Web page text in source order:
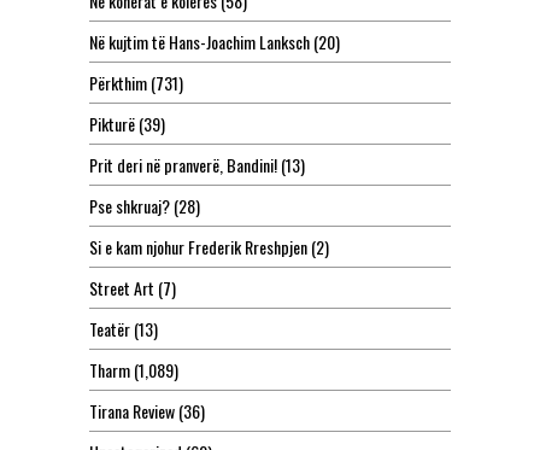
Në kujtim të Hans-Joachim Lanksch(20)
Përkthim(731)
Pikturë(39)
Prit deri në pranverë, Bandini!(13)
Pse shkruaj?(28)
Si e kam njohur Frederik Rreshpjen(2)
Street Art (7)
Teatër(13)
Tharm(1,089)
Tirana Review(36)